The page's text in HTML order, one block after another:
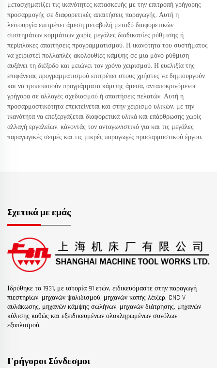
μετασχηματίζει τις ικανότητες κατασκευής με την επιτροπή γρήγορης
προσαρμογής σε διαφορετικές απαιτήσεις παραγωγής. Αυτή η
λειτουργία επιτρέπει άμεση μεταβολή μεταξύ διαφορετικών
συστημάτων κομμάτιων χωρίς μεγάλες διαδικασίες ρύθμισης ή
περίπλοκες απαιτήσεις προγραμματισμού. Η ικανότητα του συστήματος
να χειριστεί πολλαπλές ακολουθίες κάμψης σε μια μόνο ρύθμιση
αυξάνει τη διέξοδο και μειώνει τον χρόνο χειρισμού. Η ευελιξία της
επιφάνειας προγραμματισμού επιτρέπει στους χρήστες να δημιουργούν
και να τροποποιούν προγράμματα κάμψης άμεσα, ανταποκρινόμενοι
γρήγορα σε αλλαγές σχεδιασμού ή απαιτήσεις πελατών. Αυτή η
προσαρμοστικότητα επεκτείνεται και στην χειρισμό υλικών, με την
ικανότητα να επεξεργάζεται διαφορετικά υλικά και επάρθρωσης χωρίς
αλλαγή εργαλείων, κάνοντάς τον ανταγωνιστικό για και τις μεγάλες
παραγωγικές σειρές και τις μικρές παραγωγές προσαρμοστικού έργου.
Σχετικά με εμάς
Ιδρύθηκε το 1931, με ιστορία 91 ετών, ειδικευόμαστε στην παραγωγή
πιεστηρίων, μηχανών ψαλιδισμού, μηχανών κοπής λέιζερ, CNC V
αυλάκωσης, μηχανών κάμψης σωλήνων, μηχανών διάτρησης, μηχανών
κύλισης καθώς και εξειδικευμένων ολοκληρωμένων συνόλων
εξοπλισμού.
Γρήγοροι Σύνδεσμοι